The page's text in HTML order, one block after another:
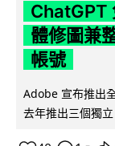
ChatGPT
體修圖兼
帳號
Adobe 宣布推出
去年推出三個獨